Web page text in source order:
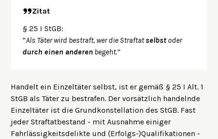
Zitat
§ 25 I StGB:
“Als Täter wird bestraft, wer die Straftatselbst oder
durch einen anderen begeht.”
Handelt ein Einzeltäter selbst, ist er gemäß § 25 I Alt. 1
StGB als Täter zu bestrafen. Der vorsätzlich handelnde
Einzeltäter ist die Grundkonstellation des StGB. Fast
jeder Straftatbestand - mit Ausnahme einiger
Fahrlässigkeitsdelikte und (Erfolgs-)Qualifikationen -